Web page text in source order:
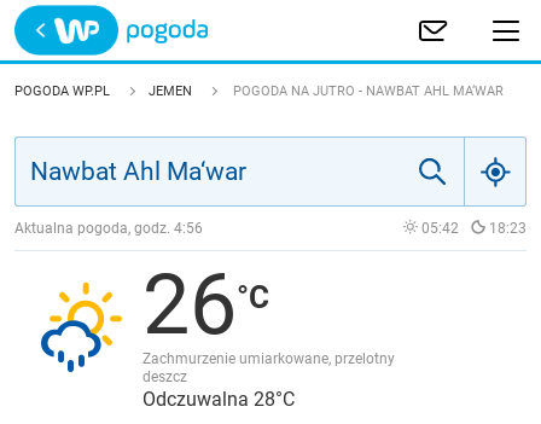
Trwa ładowanie
POLSKA
JAKOŚĆ POWIETRZA
POGODA WP.PL JEMEN POGODA NA JUTRO - NAWBAT AHL MA‘WAR
Aktualna pogoda, godz. 4:56 05:42 18:23
26
Zachmurzenie umiarkowane, przelotny
deszcz
Odczuwalna 28°C